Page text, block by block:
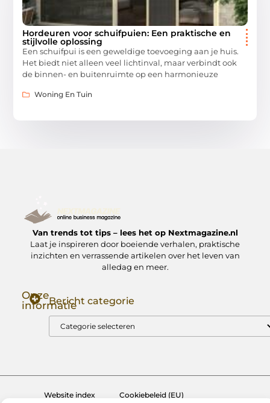
Hordeuren voor schuifpuien: Een praktische en
stijlvolle oplossing
Een schuifpui is een geweldige toevoeging aan je huis.
Het biedt niet alleen veel lichtinval, maar verbindt ook
de binnen- en buitenruimte op een harmonieuze
Woning En Tuin
Van trends tot tips – lees het op Nextmagazine.nl
Laat je inspireren door boeiende verhalen, praktische
inzichten en verrassende artikelen over het leven van
alledag en meer.
Onze
informatieBericht categorie
Website index Cookiebeleid (EU)